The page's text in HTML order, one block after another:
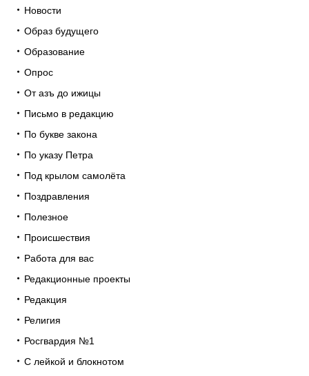
Новости
Образ будущего
Образование
Опрос
От азъ до ижицы
Письмо в редакцию
По букве закона
По указу Петра
Под крылом самолёта
Поздравления
Полезное
Происшествия
Работа для вас
Редакционные проекты
Редакция
Религия
Росгвардия №1
С лейкой и блокнотом